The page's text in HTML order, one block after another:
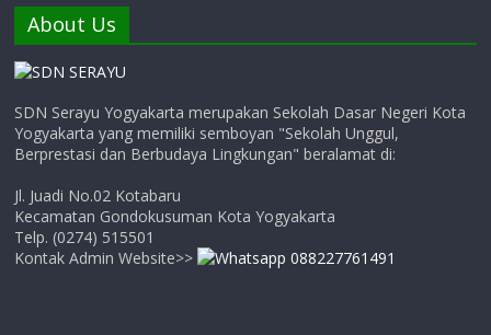
About Us
SDN Serayu Yogyakarta merupakan Sekolah Dasar Negeri Kota
Yogyakarta yang memiliki semboyan "Sekolah Unggul,
Berprestasi dan Berbudaya Lingkungan" beralamat di:
Jl. Juadi No.02 Kotabaru
Kecamatan Gondokusuman Kota Yogyakarta
Telp. (0274) 515501
Kontak Admin Website>>